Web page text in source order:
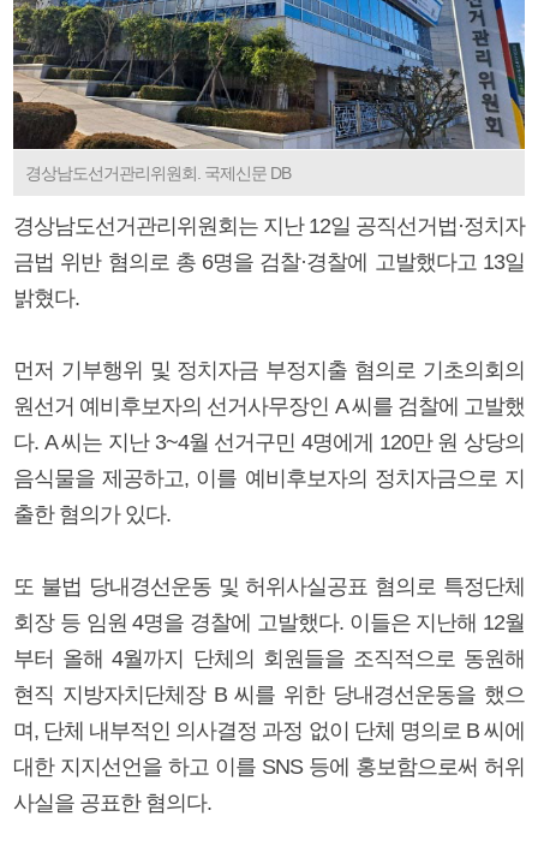
경상남도선거관리위원회. 국제신문 DB
경상남도선거관리위원회는 지난 12일 공직선거법·정치자
금법 위반 혐의로 총 6명을 검찰·경찰에 고발했다고 13일
밝혔다.
먼저 기부행위 및 정치자금 부정지출 혐의로 기초의회의
원선거 예비후보자의 선거사무장인 A 씨를 검찰에 고발했
다. A 씨는 지난 3~4월 선거구민 4명에게 120만 원 상당의
음식물을 제공하고, 이를 예비후보자의 정치자금으로 지
출한 혐의가 있다.
또 불법 당내경선운동 및 허위사실공표 혐의로 특정단체
회장 등 임원 4명을 경찰에 고발했다. 이들은 지난해 12월
부터 올해 4월까지 단체의 회원들을 조직적으로 동원해
현직 지방자치단체장 B 씨를 위한 당내경선운동을 했으
며, 단체 내부적인 의사결정 과정 없이 단체 명의로 B 씨에
대한 지지선언을 하고 이를 SNS 등에 홍보함으로써 허위
사실을 공표한 혐의다.